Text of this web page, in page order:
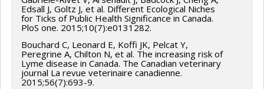
Edsall J, Goltz J, et al. Different Ecological Niches
for Ticks of Public Health Significance in Canada.
PloS one. 2015;10(7):e0131282.
Bouchard C, Leonard E, Koffi JK, Pelcat Y,
Peregrine A, Chilton N, et al. The increasing risk of
Lyme disease in Canada. The Canadian veterinary
journal La revue veterinaire canadienne.
2015;56(7):693-9.